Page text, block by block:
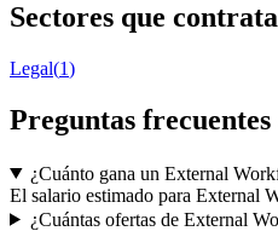
Sectores que
Legal(1)
Preguntas
¿Cuánto gana un External
El salario estimado para External
¿Cuántas ofertas de External